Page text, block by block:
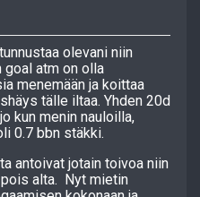
olevani niin
atm on olla
menemään ja koittaa
tälle iltaa. Yhden 20d
kun menin nauloilla,
0.7 bbn stäkki.
antoivat jotain toivoa niin
alta. Nyt mietin